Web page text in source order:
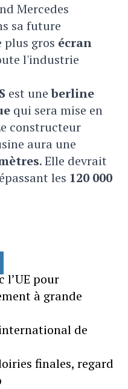
Mercedes
sa future
plus gros écran
l'industrie
est uneberline
qui sera mise en
constructeur
aura une
. Elle devrait
les 120 000
l’UE pour
à grande
de
finales, regard